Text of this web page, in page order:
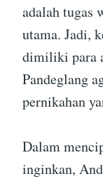
adalah tugas
utama. Jadi,
dimiliki para
Pandeglang
pernikahan
Dalam
inginkan,